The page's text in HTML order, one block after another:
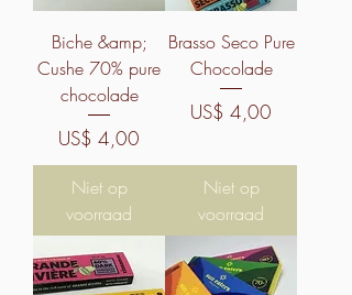
Biche &amp;
Cushe 70% pure
chocolade
Prijs
US$ 4,00
Niet op
voorraad
Brasso Seco Pure
Chocolade
Prijs
US$ 4,00
Niet op
voorraad